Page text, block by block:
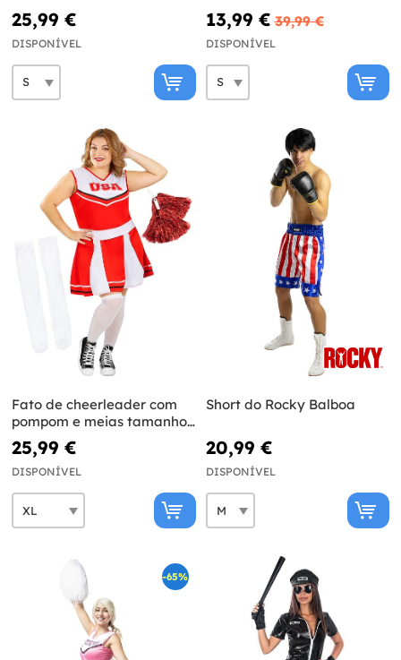
25,99 €
DISPONÍVEL
13,99 € 39,99 €
DISPONÍVEL
Fato de cheerleader com
pompom e meias tamanho
grande
25,99 €
DISPONÍVEL
Short do Rocky Balboa
20,99 €
DISPONÍVEL
-65%